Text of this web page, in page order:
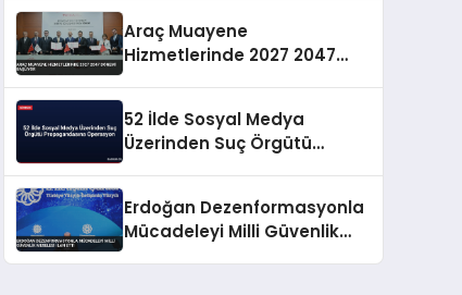
Araç Muayene
Hizmetlerinde 2027 2047
52 İlde Sosyal Medya
Üzerinden Suç Örgütü
Erdoğan Dezenformasyonla
Mücadeleyi Milli Güvenlik